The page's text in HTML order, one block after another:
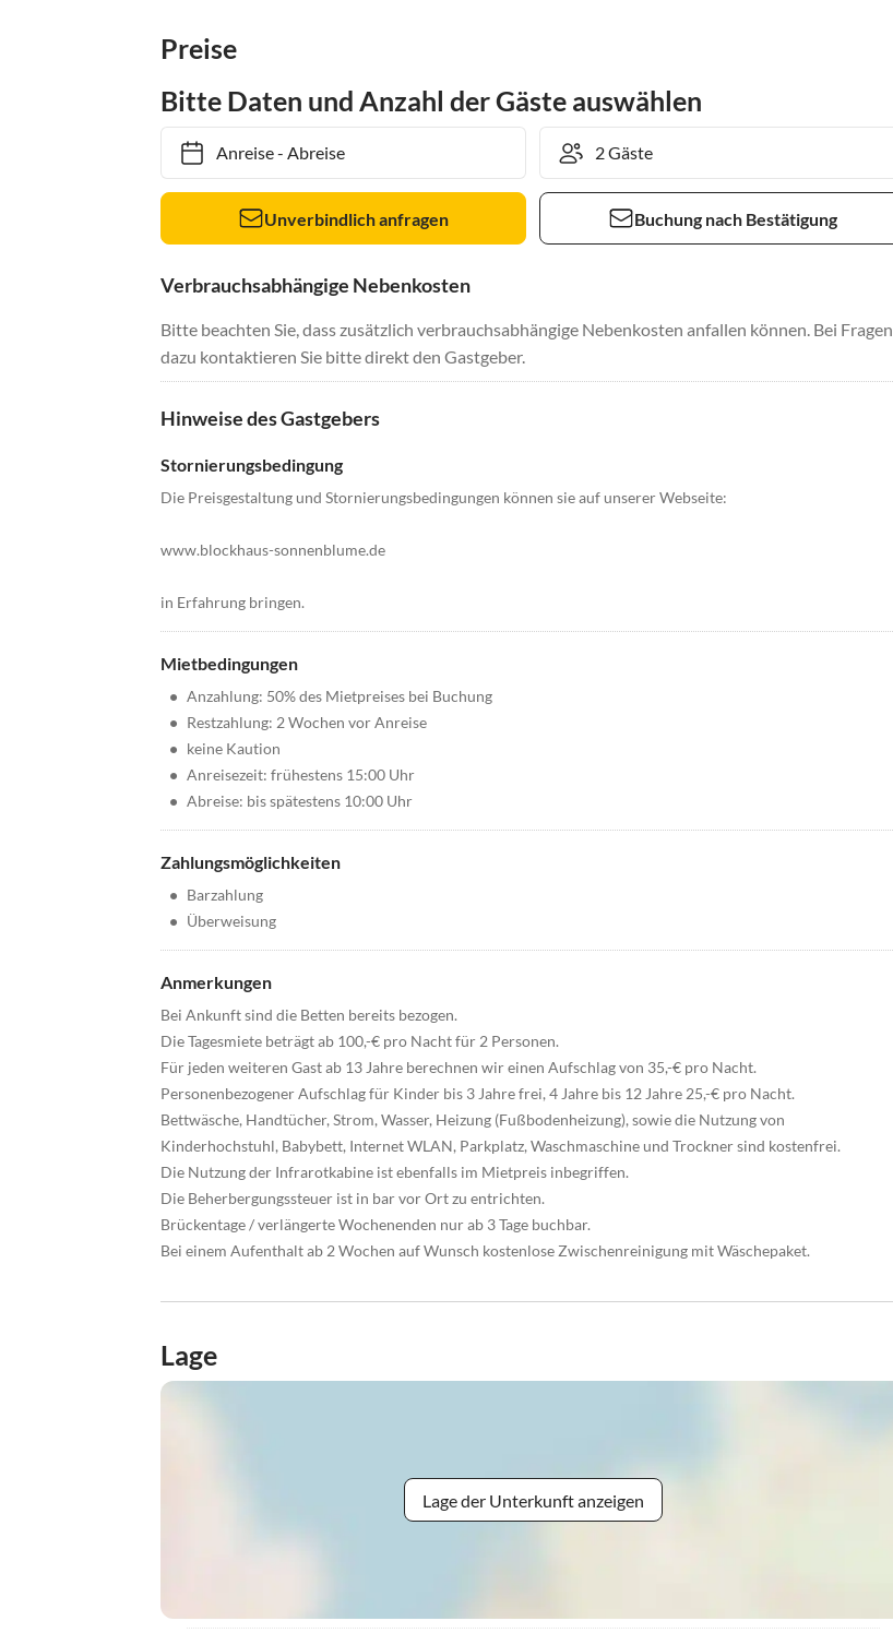
Preise
Bitte Daten und Anzahl der Gäste auswählen
Anreise- Abreise
Unverbindlich anfragen Buchung nach Bestätigung
Verbrauchsabhängige Nebenkosten
Bitte beachten Sie, dass zusätzlich verbrauchsabhängige Nebenkosten anfallen können. Bei Fragen
dazu kontaktieren Sie bitte direkt den Gastgeber.
Hinweise des Gastgebers
Stornierungsbedingung
Die Preisgestaltung und Stornierungsbedingungen können sie auf unserer Webseite:
www.blockhaus-sonnenblume.de
in Erfahrung bringen.
Mietbedingungen
• Anzahlung: 50% des Mietpreises bei Buchung
• Restzahlung: 2 Wochen vor Anreise
• keine Kaution
• Anreisezeit: frühestens 15:00 Uhr
• Abreise: bis spätestens 10:00 Uhr
Zahlungsmöglichkeiten
• Barzahlung
• Überweisung
Anmerkungen
Bei Ankunft sind die Betten bereits bezogen.
Die Tagesmiete beträgt ab 100,-€ pro Nacht für 2 Personen.
Für jeden weiteren Gast ab 13 Jahre berechnen wir einen Aufschlag von 35,-€ pro Nacht.
Personenbezogener Aufschlag für Kinder bis 3 Jahre frei, 4 Jahre bis 12 Jahre 25,-€ pro Nacht.
Bettwäsche, Handtücher, Strom, Wasser, Heizung (Fußbodenheizung), sowie die Nutzung von
Kinderhochstuhl, Babybett, Internet WLAN, Parkplatz, Waschmaschine und Trockner sind kostenfrei.
Die Nutzung der Infrarotkabine ist ebenfalls im Mietpreis inbegriffen.
Die Beherbergungssteuer ist in bar vor Ort zu entrichten.
Brückentage / verlängerte Wochenenden nur ab 3 Tage buchbar.
Bei einem Aufenthalt ab 2 Wochen auf Wunsch kostenlose Zwischenreinigung mit Wäschepaket.
Lage
Lage der Unterkunft anzeigen